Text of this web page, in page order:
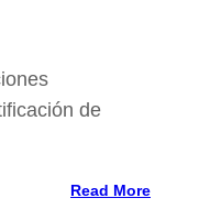
de
Read More